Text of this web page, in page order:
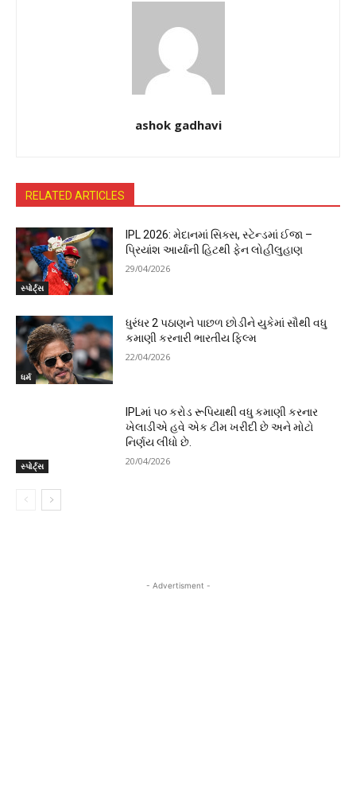
ashok gadhavi
RELATED ARTICLES
સ્પોર્ટ્સ
IPL 2026: મેદાનમાં સિક્સ, સ્ટેન્ડમાં ઈજા –
પ્રિયાંશ આર્યાની હિટથી ફેન લોહીલુહાણ
29/04/2026
ધર્મ
ધુરંધર 2 પઠાણને પાછળ છોડીને યુકેમાં સૌથી વધુ
કમાણી કરનારી ભારતીય ફિલ્મ
22/04/2026
સ્પોર્ટ્સ
IPLમાં ૫૦ કરોડ રૂપિયાથી વધુ કમાણી કરનાર
ખેલાડીએ હવે એક ટીમ ખરીદી છે અને મોટો
નિર્ણય લીધો છે.
20/04/2026
- Advertisment -